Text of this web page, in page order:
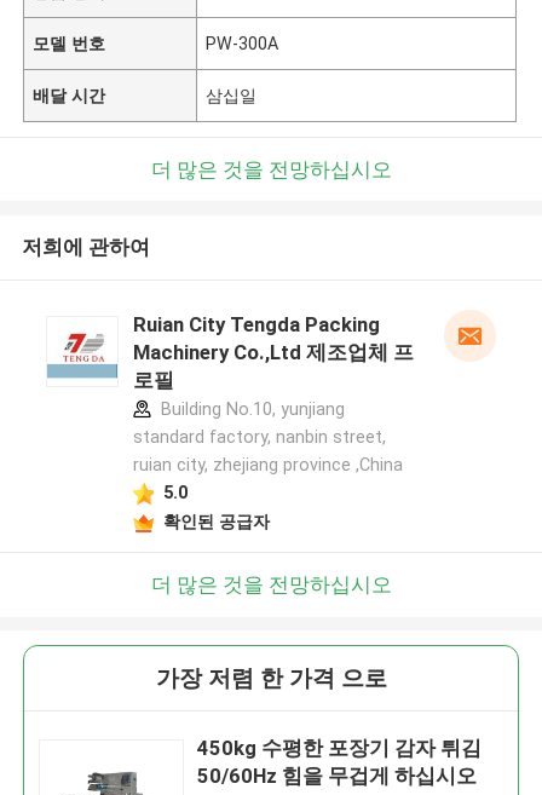
모델 번호 PW-300A
배달 시간 삼십일
더 많은 것을 전망하십시오
저희에 관하여
Ruian City Tengda Packing
Machinery Co.,Ltd 제조업체 프
로필
Building No.10, yunjiang
standard factory, nanbin street,
ruian city, zhejiang province ,China
5.0
확인된 공급자
더 많은 것을 전망하십시오
가장 저렴 한 가격 으로
450kg 수평한 포장기 감자 튀김
50/60Hz 힘을 무겁게 하십시오